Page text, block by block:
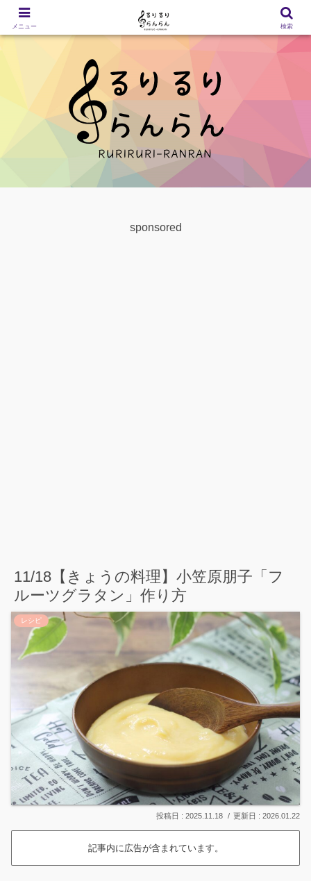
sponsored
11/18【きょうの料理】小笠原朋子「フ
ルーツグラタン」作り方
レシピ
2025.11.18 2026.01.22
記事内に広告が含まれています。
メニュー 検索